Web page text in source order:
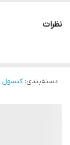
نظرات
دسته‌بندی:کنسول